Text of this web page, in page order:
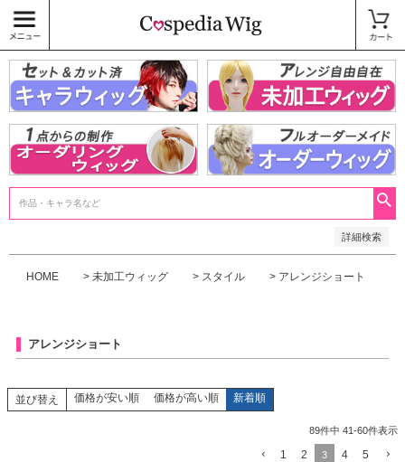
詳細検索
〜
商品タグ
キャラウィッグ
未加工ウィッグ
ベースウィッグ
衣装
SALE中
HOME 未加工ウィッグ スタイル アレンジショート
アレンジショート
並び替え 価格が安い順 価格が高い順 新着順
89件中 41 -60件表示
1 2 3 4 5